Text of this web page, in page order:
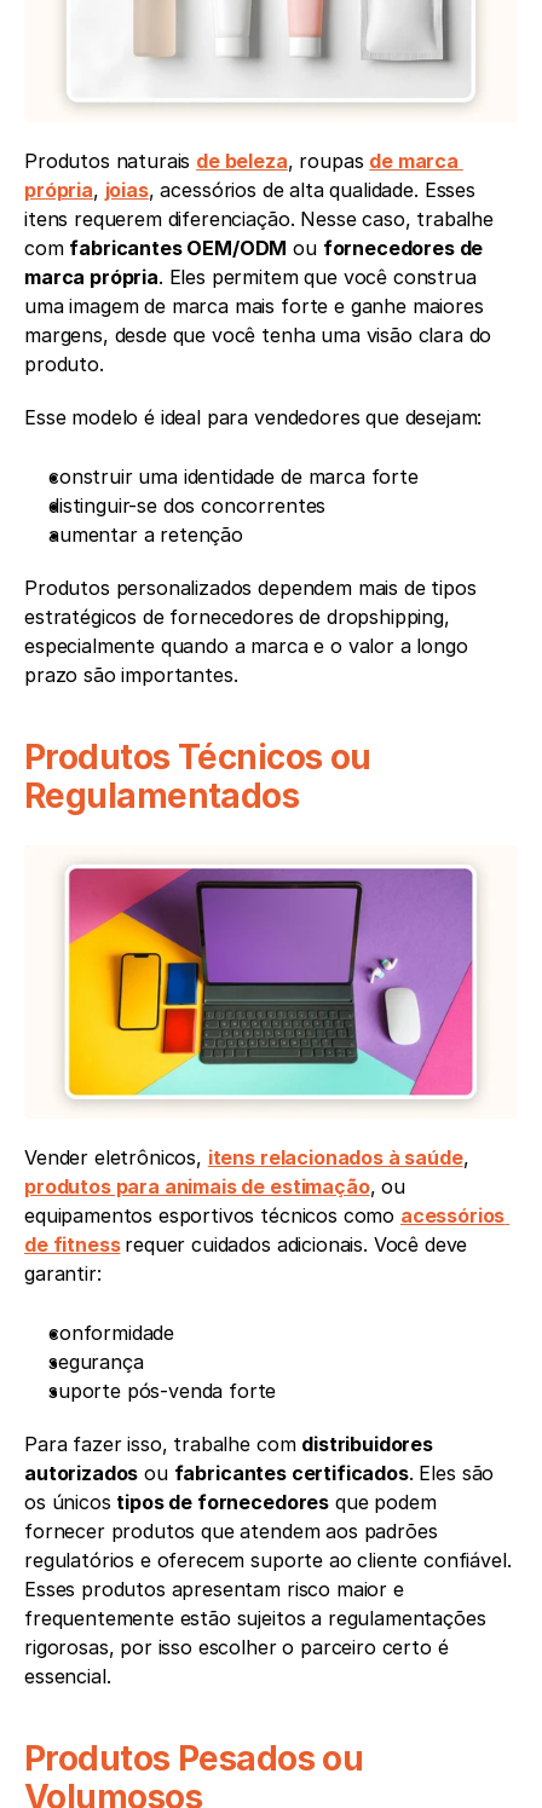
Produtos naturais de beleza, roupas de marca
própria, joias, acessórios de alta qualidade. Esses
itens requerem diferenciação. Nesse caso, trabalhe
com fabricantes OEM/ODM ou fornecedores de
marca própria. Eles permitem que você construa
uma imagem de marca mais forte e ganhe maiores
margens, desde que você tenha uma visão clara do
produto.
Esse modelo é ideal para vendedores que desejam:
construir uma identidade de marca forte
distinguir-se dos concorrentes
aumentar a retenção
Produtos personalizados dependem mais de tipos
estratégicos de fornecedores de dropshipping,
especialmente quando a marca e o valor a longo
prazo são importantes.
Produtos Técnicos ou
Regulamentados
Vender eletrônicos, itens relacionados à saúde
produtos para animais de estimação, ou
equipamentos esportivos técnicos como acessórios
de fitness requer cuidados adicionais. Você deve
garantir:
conformidade
segurança
suporte pós-venda forte
Para fazer isso, trabalhe com distribuidores
autorizados ou fabricantes certificados. Eles são
os únicos tipos de fornecedores que podem
fornecer produtos que atendem aos padrões
regulatórios e oferecem suporte ao cliente confiável.
Esses produtos apresentam risco maior e
frequentemente estão sujeitos a regulamentações
rigorosas, por isso escolher o parceiro certo é
essencial.
Produtos Pesados ou
Volumosos